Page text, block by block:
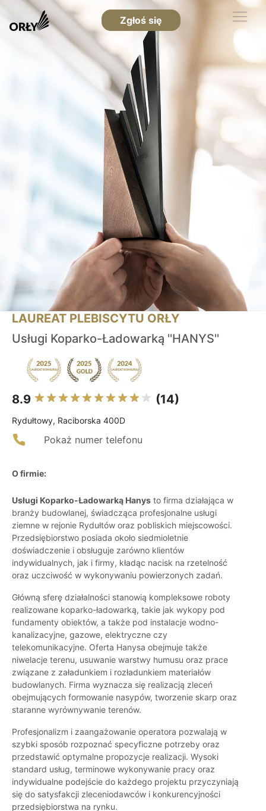
Zgłoś się
LAUREAT PLEBISCYTU ORŁY
Usługi Koparko-Ładowarką ''HANYS''
8.9 (14)
Rydułtowy, Raciborska 400D
Pokaż numer telefonu
O firmie:
Usługi Koparko-Ładowarką Hanys to firma działająca w
branży budowlanej, świadcząca profesjonalne usługi
ziemne w rejonie Rydułtów oraz pobliskich miejscowości.
Przedsiębiorstwo posiada około siedmioletnie
doświadczenie i obsługuje zarówno klientów
indywidualnych, jak i firmy, kładąc nacisk na rzetelność
oraz uczciwość w wykonywaniu powierzonych zadań.
Główną sferę działalności stanowią kompleksowe roboty
realizowane koparko-ładowarką, takie jak wykopy pod
fundamenty obiektów, a także pod instalacje wodno-
kanalizacyjne, gazowe, elektryczne czy
telekomunikacyjne. Oferta Hanysa obejmuje także
niwelacje terenu, usuwanie warstwy humusu oraz prace
związane z załadunkiem i rozładunkiem materiałów
budowlanych. Firma wyznacza się realizacją zleceń
obejmujących formowanie nasypów, tworzenie skarp oraz
staranne wyrównywanie terenów.
Profesjonalizm i zaangażowanie operatora pozwalają w
szybki sposób rozpoznać specyficzne potrzeby oraz
przedstawić optymalne propozycje realizacji. Wysoki
standard usług, terminowe wykonywanie pracy oraz
indywidualne podejście do każdego projektu przyczyniają
się do satysfakcji zleceniodawców i konkurencyjności
przedsiębiorstwa na rynku.